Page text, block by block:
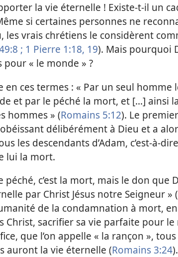
la vie éternelle ! Existe-​t-​il un
si certaines personnes ne
les vrais chrétiens le considèrent
; 1 Pierre 1:18, 19). Mais pourquoi
« le monde » ?
en ces termes : « Par un seul homme
et par le péché la mort, et [...] ainsi
hommes » (Romains 5:12). Le
délibérément à Dieu et a
les descendants d’Adam, c’est-à-
lui la mort.
péché, c’est la mort, mais le don que
par Christ Jésus notre Seigneur » (
de la condamnation à mort,
Christ, sacrifier sa vie parfaite pour
que l’on appelle « la rançon »,
auront la vie éternelle (Romains 3:24).